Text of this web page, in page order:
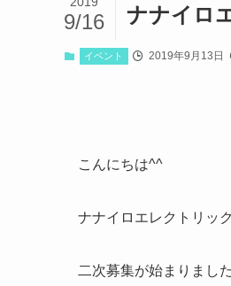
ナナイロ
9/16
イベント 2019年9月13日
こんにちは^^
ナナイロエレクトリッ
二次募集が始まりまし